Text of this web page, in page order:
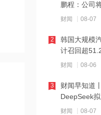
德适-B半年
医疗平台升级
14:04
千亿级私募
Meta，美股
14:00
河南省“三支
鹏程：公司
交付
财闻 08-07
韩国大规模
计召回超
财闻 08-06
2
财闻早知道
DeepSeek
财闻 08-07
3